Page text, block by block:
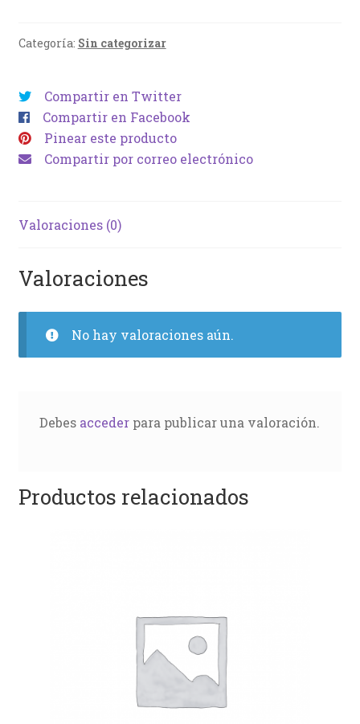
Categoría: Sin categorizar
Compartir en Twitter
Compartir en Facebook
Pinear este producto
Compartir por correo electrónico
Valoraciones (0)
Valoraciones
No hay valoraciones aún.
Debes accederpara publicar una valoración.
Productos relacionados